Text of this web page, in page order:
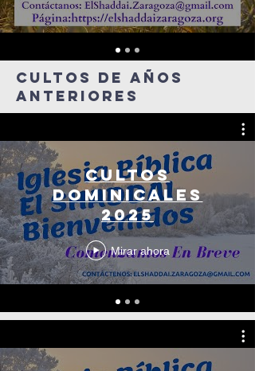
Cultos de años
anteriores
Cultos
dominicales
2025
Mirar ahora